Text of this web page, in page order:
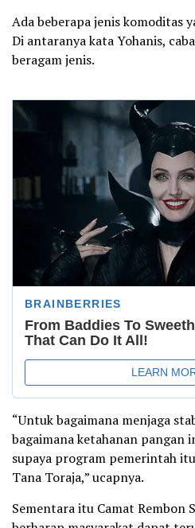
Ada beberapa jenis komoditas
Di antaranya kata Yohanis,
beragam jenis.
“Untuk bagaimana menjaga
bagaimana ketahanan pangan
supaya program pemerintah
Tana Toraja,” ucapnya.
Sementara itu Camat Rembon